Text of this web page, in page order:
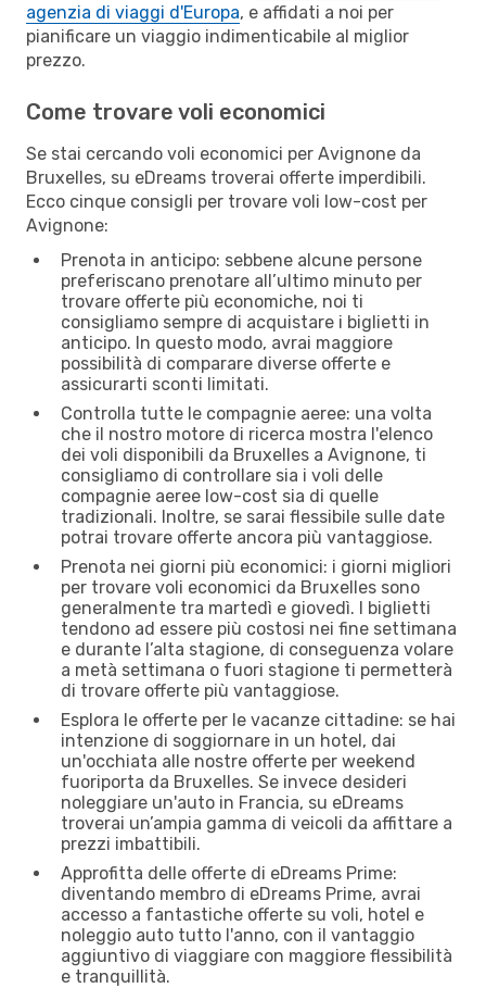
agenzia di viaggi d'Europa, e affidati a noi per
pianificare un viaggio indimenticabile al miglior
prezzo.
Come trovare voli economici
Se stai cercando voli economici per Avignone da
Bruxelles, su eDreams troverai offerte imperdibili.
Ecco cinque consigli per trovare voli low-cost per
Avignone:
Prenota in anticipo: sebbene alcune persone
preferiscano prenotare all’ultimo minuto per
trovare offerte più economiche, noi ti
consigliamo sempre di acquistare i biglietti in
anticipo. In questo modo, avrai maggiore
possibilità di comparare diverse offerte e
assicurarti sconti limitati.
Controlla tutte le compagnie aeree: una volta
che il nostro motore di ricerca mostra l'elenco
dei voli disponibili da Bruxelles a Avignone, ti
consigliamo di controllare sia i voli delle
compagnie aeree low-cost sia di quelle
tradizionali. Inoltre, se sarai flessibile sulle date
potrai trovare offerte ancora più vantaggiose.
Prenota nei giorni più economici: i giorni migliori
per trovare voli economici da Bruxelles sono
generalmente tra martedì e giovedì. I biglietti
tendono ad essere più costosi nei fine settimana
e durante l’alta stagione, di conseguenza volare
a metà settimana o fuori stagione ti permetterà
di trovare offerte più vantaggiose.
Esplora le offerte per le vacanze cittadine: se hai
intenzione di soggiornare in un hotel, dai
un'occhiata alle nostre offerte per weekend
fuoriporta da Bruxelles. Se invece desideri
noleggiare un'auto in Francia, su eDreams
troverai un’ampia gamma di veicoli da affittare a
prezzi imbattibili.
Approfitta delle offerte di eDreams Prime:
diventando membro di eDreams Prime, avrai
accesso a fantastiche offerte su voli, hotel e
noleggio auto tutto l'anno, con il vantaggio
aggiuntivo di viaggiare con maggiore flessibilità
e tranquillità.